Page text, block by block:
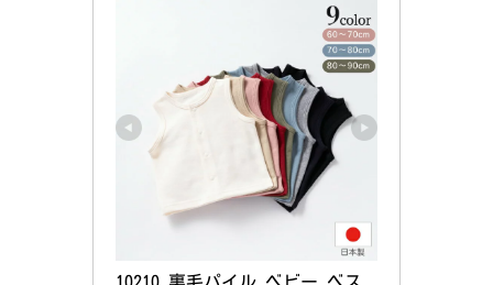
10210 裏毛パイル ベビー ベス